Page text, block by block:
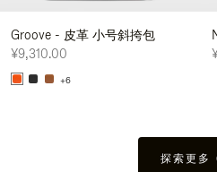
Groove - 皮革 小号斜挎包
¥9,310.00
+6
探索更多